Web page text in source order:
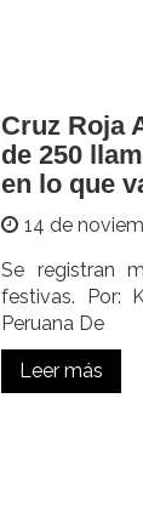
Cruz Roja
de 250
en lo que
14 de
Se registran
festivas. Por:
Peruana De
Leer más